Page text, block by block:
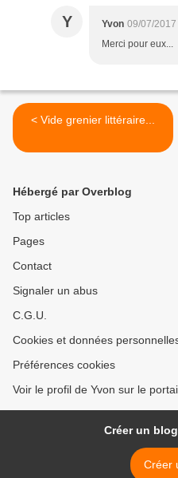
Y Yvon 09/07/2017
Merci pour eux...
< Vide grenier littéraire...
Hébergé par Overblog
Top articles
Pages
Contact
Signaler un abus
C.G.U.
Cookies et données
Préférences cookies
Voir le profil de Yvon sur le
Créer un
Créer